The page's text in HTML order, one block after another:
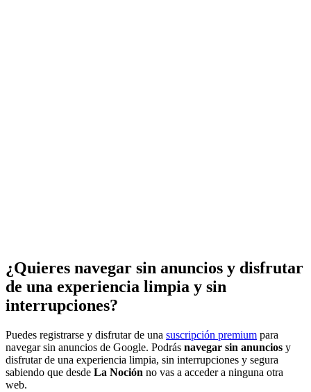
¿Quieres navegar sin anuncios y disfrutar
de una experiencia limpia y sin
interrupciones?
Puedes registrarse y disfrutar de una suscripción premium para
navegar sin anuncios de Google. Podrás navegar sin anuncios y
disfrutar de una experiencia limpia, sin interrupciones y segura
sabiendo que desde La Noción no vas a acceder a ninguna otra
web.